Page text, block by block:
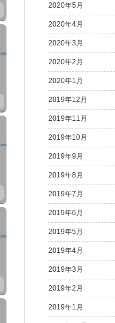
2020年5月
2020年4月
2020年3月
2020年2月
2020年1月
2019年12月
2019年11月
2019年10月
2019年9月
2019年8月
2019年7月
2019年6月
2019年5月
2019年4月
2019年3月
2019年2月
2019年1月